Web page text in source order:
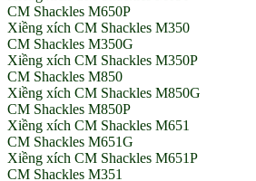
CM Shackles M650P
Xiềng xích CM Shackles M350
CM Shackles M350G
Xiềng xích CM Shackles M350P
CM Shackles M850
Xiềng xích CM Shackles M850G
CM Shackles M850P
Xiềng xích CM Shackles M651
CM Shackles M651G
Xiềng xích CM Shackles M651P
CM Shackles M351